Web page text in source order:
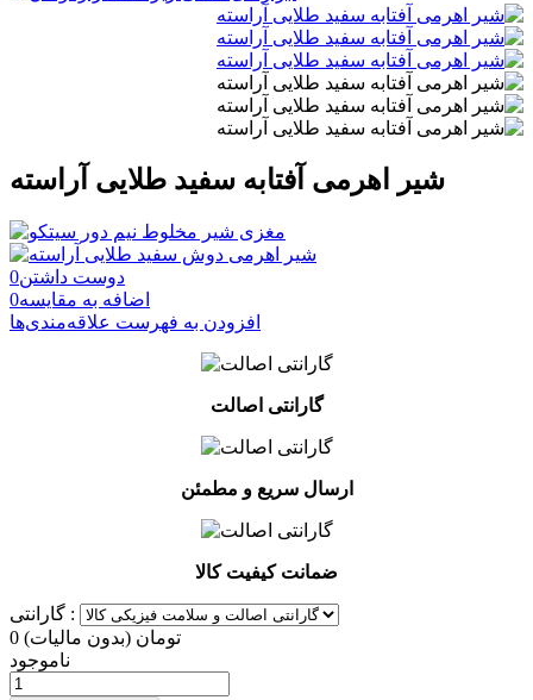
شیر اهرمی آفتابه سفید طلایی آراسته
دوست داشتن0
اضافه به مقایسه0
افزودن به فهرست علاقه‌مندی‌ها
گارانتی اصالت
ارسال سریع و مطمئن
ضمانت کیفیت کالا
گارانتی :
0 تومان (بدون مالیات)
ناموجود